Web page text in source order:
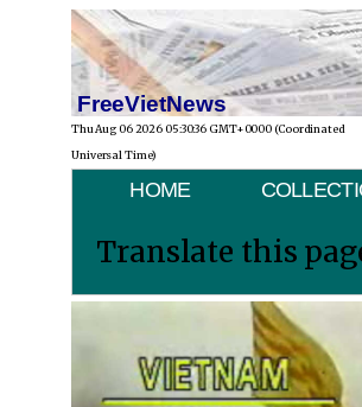
FreeVietNews
Thu Aug 06 2026 05:30:36 GMT+0000 (Coordinated
Universal Time)
HOME
Translate this